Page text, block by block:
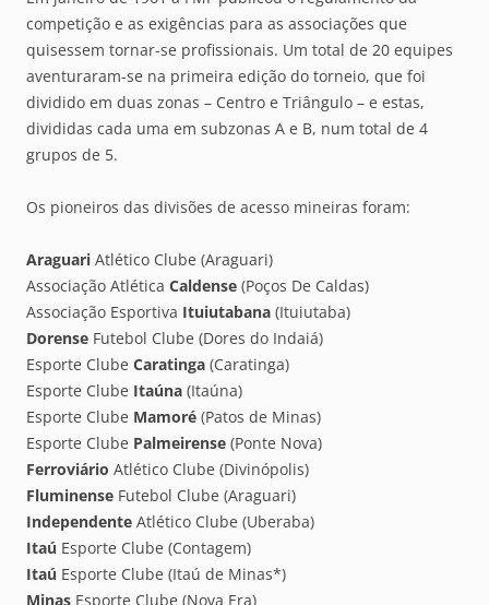
competição e as exigências para as associações que
quisessem tornar-se profissionais. Um total de 20 equipes
aventuraram-se na primeira edição do torneio, que foi
dividido em duas zonas – Centro e Triângulo – e estas,
divididas cada uma em subzonas A e B, num total de 4
grupos de 5.
Os pioneiros das divisões de acesso mineiras foram:
Araguari Atlético Clube (Araguari)
Associação Atlética Caldense (Poços De Caldas)
Associação Esportiva Ituiutabana (Ituiutaba)
Dorense Futebol Clube (Dores do Indaiá)
Esporte Clube Caratinga (Caratinga)
Esporte Clube Itaúna (Itaúna)
Esporte Clube Mamoré (Patos de Minas)
Esporte Clube Palmeirense (Ponte Nova)
Ferroviário Atlético Clube (Divinópolis)
Fluminense Futebol Clube (Araguari)
Independente Atlético Clube (Uberaba)
Itaú Esporte Clube (Contagem)
Itaú Esporte Clube (Itaú de Minas*)
Minas Esporte Clube (Nova Era)